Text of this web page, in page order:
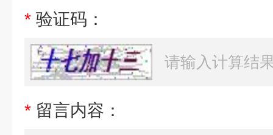
* 验证码：
* 留言内容：